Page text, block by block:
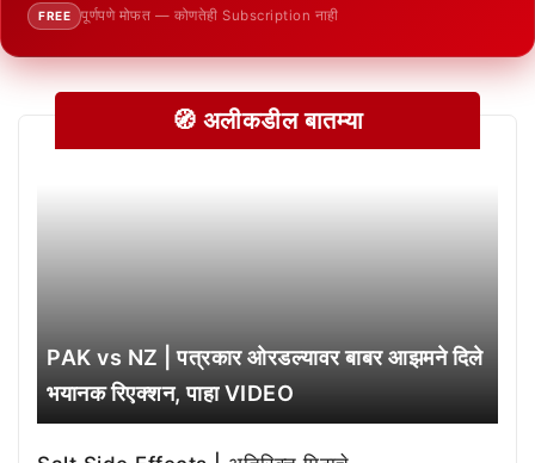
FREE पूर्णपणे मोफत — कोणतेही Subscription नाही
🧭 अलीकडील बातम्या
PAK vs NZ | पत्रकार ओरडल्यावर बाबर आझमने दिले
भयानक रिएक्शन, पाहा VIDEO